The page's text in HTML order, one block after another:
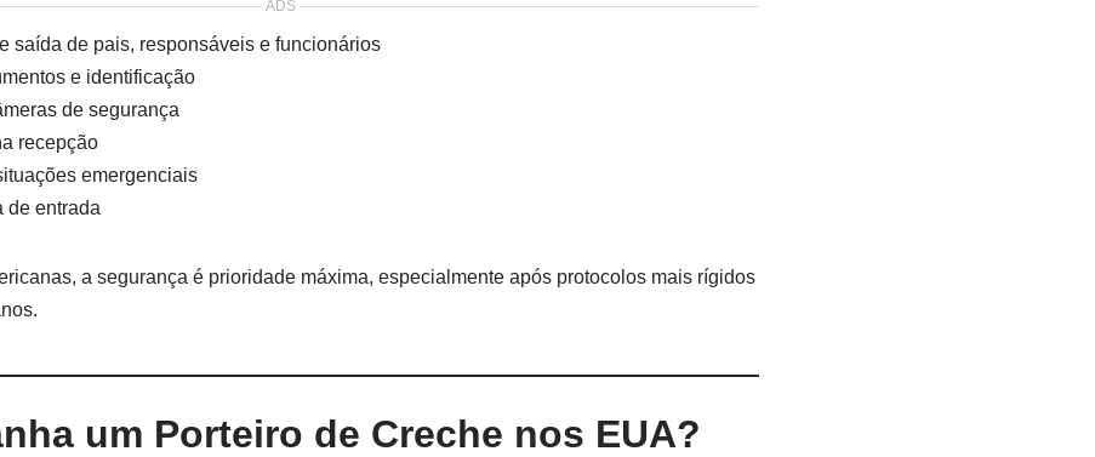
ADS
saída de pais, responsáveis e funcionários
e identificação
de segurança
recepção
emergenciais
de entrada
a segurança é prioridade máxima, especialmente após protocolos mais rígidos
um Porteiro de Creche nos EUA?